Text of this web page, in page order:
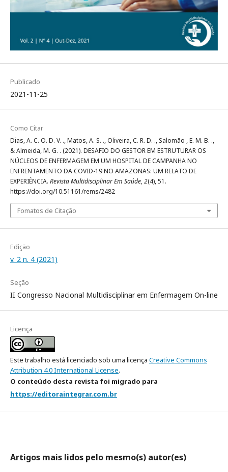
Publicado
2021-11-25
Como Citar
Dias, A. C. O. D. V. ., Matos, A. S. ., Oliveira, C. R. D. ., Salomão , E. M. B. .,
& Almeida, M. G. . (2021). DESAFIO DO GESTOR EM ESTRUTURAR OS
NÚCLEOS DE ENFERMAGEM EM UM HOSPITAL DE CAMPANHA NO
ENFRENTAMENTO DA COVID-19 NO AMAZONAS: UM RELATO DE
EXPERIÊNCIA. Revista Multidisciplinar Em Saúde,2(4), 51.
https://doi.org/10.51161/rems/2482
Fomatos de Citação
Edição
v. 2 n. 4 (2021)
Seção
II Congresso Nacional Multidisciplinar em Enfermagem On-line
Licença
Este trabalho está licenciado sob uma licença Creative Commons
Attribution 4.0 International License.
O conteúdo desta revista foi migrado para
https://editoraintegrar.com.br
Artigos mais lidos pelo mesmo(s) autor(es)